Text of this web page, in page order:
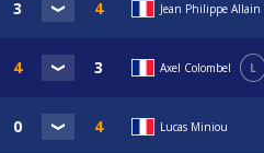
Jean Philippe Allain
Axel Colombel L
Lucas Miniou